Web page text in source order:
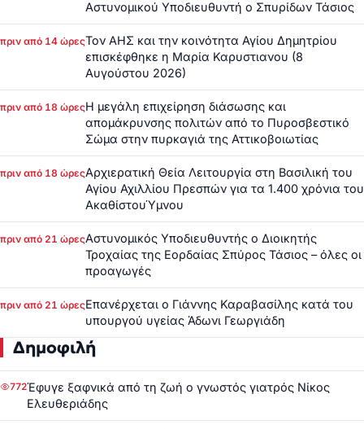
Αστυνομικού Υποδιευθυντή ο Σπυρίδων Τάσιος
πριν από 14 ώρεςΤον ΑΗΣ και την κοινότητα Αγίου Δημητρίου
επισκέφθηκε η Μαρία Καρυστιανου (8
Αυγούστου 2026)
πριν από 18 ώρεςΗ μεγάλη επιχείρηση διάσωσης και
απομάκρυνσης πολιτών από το Πυροσβεστικό
Σώμα στην πυρκαγιά της Αττικοβοιωτίας
πριν από 18 ώρεςΑρχιερατική Θεία Λειτουργία στη Βασιλική του
Αγίου Αχιλλίου Πρεσπών για τα 1.400 χρόνια του
ΑκαθίστουΎμνου
πριν από 21 ώρεςΑστυνομικός Υποδιευθυντής ο Διοικητής
Τροχαίας της Εορδαίας Σπύρος Τάσιος – όλες οι
προαγωγές
πριν από 21 ώρεςΕπανέρχεται ο Γιάννης Καραβασίλης κατά του
υπουργού υγείας Άδωνι Γεωργιάδη
Δημοφιλή
772Έφυγε ξαφνικά από τη ζωή ο γνωστός γιατρός Νίκος
Ελευθεριάδης